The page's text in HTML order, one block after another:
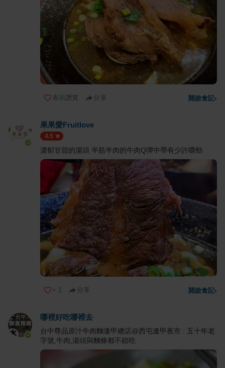
表示讚賞 分享 開啟食記›
果果愛Fruitlove
4.5
濃郁甘甜的湯頭 半筋半肉的牛肉Q彈中帶有少許嚼勁
+ 1 分享 開啟食記›
哪裡好吃哪裡去
台中尊品原汁牛肉麵逢甲總店@西屯逢甲夜市 : 五十年老
字號,牛肉,湯頭與麵條都不錯吃